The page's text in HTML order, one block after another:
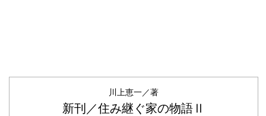
川上恵一／著
新刊／住み継ぐ家の物語Ⅱ